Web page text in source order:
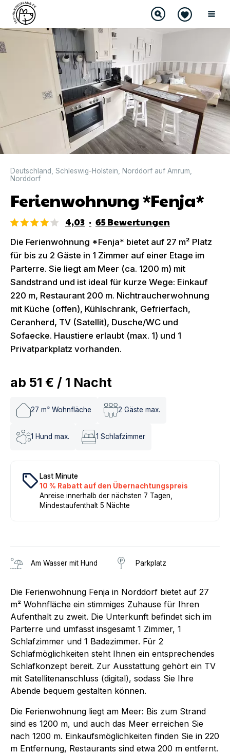
DIREKT BUCHBAR
Deutschland Schleswig-Holstein Norddorf auf Amrum
Norddorf
Ferienwohnung *Fenja*
4,03 · 65Bewertungen
Die Ferienwohnung *Fenja* bietet auf 27 m² Platz
für bis zu 2 Gäste in 1 Zimmer auf einer Etage im
Parterre. Sie liegt am Meer (ca. 1200 m) mit
Sandstrand und ist ideal für kurze Wege: Einkauf
220 m, Restaurant 200 m. Nichtraucherwohnung
mit Küche (offen), Kühlschrank, Gefrierfach,
Ceranherd, TV (Satellit), Dusche/WC und
Sofaecke. Haustiere erlaubt (max. 1) und 1
Privatparkplatz vorhanden.
ab 51 € / 1 Nacht
27 m² Wohnfläche 2 Gäste max.
1 Hund max. 1 Schlafzimmer
local_offer Last Minute
10 % Rabatt auf den Übernachtungspreis
Anreise innerhalb der nächsten 7 Tagen,
Mindestaufenthalt 5 Nächte
Am Wasser mit Hund Parkplatz
Die Ferienwohnung Fenja in Norddorf bietet auf 27
m² Wohnfläche ein stimmiges Zuhause für Ihren
Aufenthalt zu zweit. Die Unterkunft befindet sich im
Parterre und umfasst insgesamt 1 Zimmer, 1
Schlafzimmer und 1 Badezimmer. Für 2
Schlafmöglichkeiten steht Ihnen ein entsprechendes
Schlafkonzept bereit. Zur Ausstattung gehört ein TV
mit Satellitenanschluss (digital), sodass Sie Ihre
Abende bequem gestalten können.
Die Ferienwohnung liegt am Meer: Bis zum Strand
sind es 1200 m, und auch das Meer erreichen Sie
nach 1200 m. Einkaufsmöglichkeiten finden Sie in 220
m Entfernung, Restaurants sind etwa 200 m entfernt.